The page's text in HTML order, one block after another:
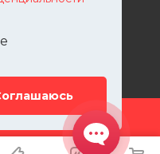
ДОБАВИТЬ УСЛУГУ
права защищены.
00-57